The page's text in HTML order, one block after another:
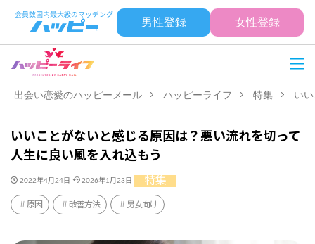
男性登録 女性登録
出会い恋愛のハッピーメール ハッピーライフ 特集 い
いいことがないと感じる原因は？悪い流れを切って
人生に良い風を入れ込もう
2022年4月24日 2026年1月23日 特集
原因 改善方法 男女向け